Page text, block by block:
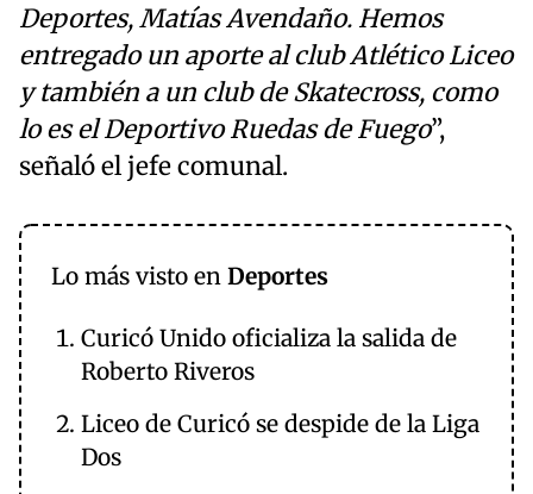
Deportes, Matías Avendaño. Hemos
entregado un aporte al club Atlético Liceo
y también a un club de Skatecross, como
lo es el Deportivo Ruedas de Fuego”,
señaló el jefe comunal.
Lo más visto en Deportes
Curicó Unido oficializa la salida de
Roberto Riveros
Liceo de Curicó se despide de la Liga
Dos